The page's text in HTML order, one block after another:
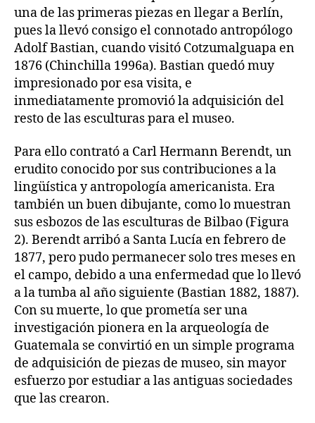
una de las primeras piezas en llegar a Berlín,
pues la llevó consigo el connotado antropólogo
Adolf Bastian, cuando visitó Cotzumalguapa en
1876 (Chinchilla 1996a). Bastian quedó muy
impresionado por esa visita, e
inmediatamente promovió la adquisición del
resto de las esculturas para el museo.
Para ello contrató a Carl Hermann Berendt, un
erudito conocido por sus contribuciones a la
lingüística y antropología americanista. Era
también un buen dibujante, como lo muestran
sus esbozos de las esculturas de Bilbao (Figura
2). Berendt arribó a Santa Lucía en febrero de
1877, pero pudo permanecer solo tres meses en
el campo, debido a una enfermedad que lo llevó
a la tumba al año siguiente (Bastian 1882, 1887).
Con su muerte, lo que prometía ser una
investigación pionera en la arqueología de
Guatemala se convirtió en un simple programa
de adquisición de piezas de museo, sin mayor
esfuerzo por estudiar a las antiguas sociedades
que las crearon.